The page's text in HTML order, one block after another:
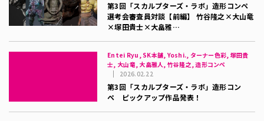
第3回「スカルプターズ・ラボ」造形コンペ
選考会審査員対談【前編】 竹谷隆之×大山竜
×塚田貴士×大畠雅…
Entei Ryu, SK本舗, Yoshi., ターナー色彩, 塚田貴
士, 大山竜, 大畠雅人, 竹谷隆之, 造形コンペ
2026.02.22
第3回「スカルプターズ・ラボ」造形コン
ペ ピックアップ作品発表！